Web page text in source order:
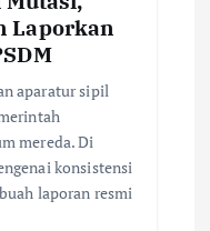
Laporkan
aparatur sipil
mereda. Di
konsistensi
laporan resmi